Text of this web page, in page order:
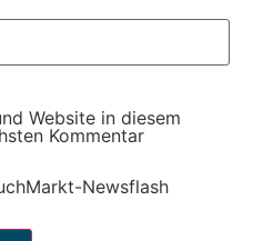
Website in diesem
Kommentar
Newsflash